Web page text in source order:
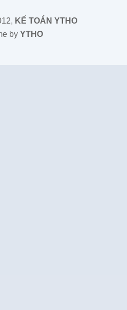
KẾ TOÁN YTHO
by YTHO